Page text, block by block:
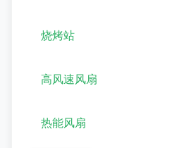
烧烤站
高风速风扇
热能风扇